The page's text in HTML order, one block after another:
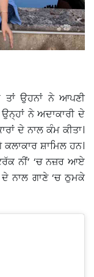
ਉਹਨਾਂ ਨੇ ਆਪਣੀ
ਨੇ ਅਦਾਕਾਰੀ ਦੇ
ਦੇ ਨਾਲ ਕੰਮ ਕੀਤਾ।
ਸ਼ਾਮਿਲ ਹਨ।
ਨੀਂ’ ‘ਚ ਨਜ਼ਰ ਆਏ
ਨਾਲ ਗਾਣੇ ‘ਚ ਠੁਮਕੇ